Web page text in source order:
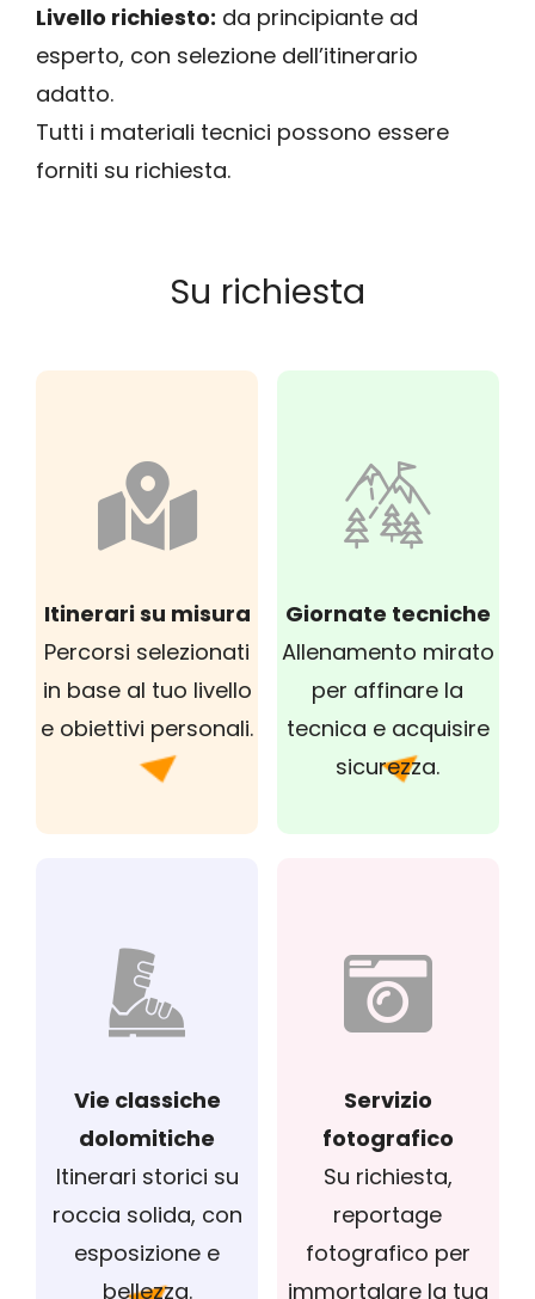
Livello richiesto: da principiante ad
esperto, con selezione dell’itinerario
adatto.
Tutti i materiali tecnici possono essere
forniti su richiesta.
Su richiesta
Itinerari su misura
Percorsi selezionati
in base al tuo livello
e obiettivi personali.
Giornate tecniche
Allenamento mirato
per affinare la
tecnica e acquisire
sicurezza.
Vie classiche
dolomitiche
Itinerari storici su
roccia solida, con
esposizione e
bellezza.
Servizio
fotografico
Su richiesta,
reportage
fotografico per
immortalare la tua